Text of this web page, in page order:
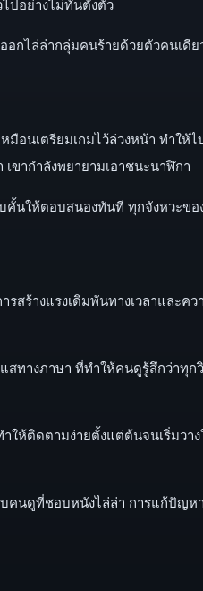
ปอย่างไม่ทันตั้งตัว
ไล่ล่ากลุ่มคนร้ายด้วยตัวคนเดีย
นเตรียมเกมไว้ล่วงหน้า ทำให้
ขากำลังพยายามเอาชนะนาฬิกา
นให้ตอบสนองทันที ทุกจังหวะข
สร้างแรงเดิมพันทางเวลาและ
สทางภาษา ที่ทำให้คนดูรู้สึกว่าทุ
ให้ติดตามง่ายตั้งแต่ต้นจนเริ่มว
นดูที่ชอบหนังไล่ล่า การแก้ปัญห